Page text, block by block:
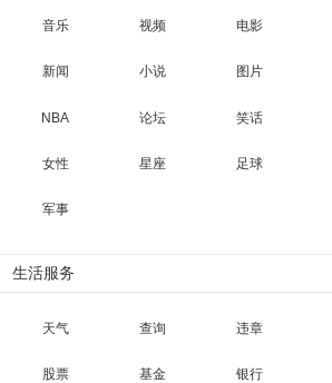
音乐 视频 电影
新闻 小说 图片
NBA 论坛 笑话
女性 星座 足球
军事
生活服务
天气 查询 违章
股票 基金 银行